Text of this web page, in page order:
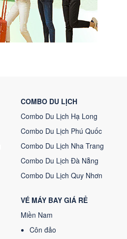
COMBO DU LỊCH
Combo Du Lịch Hạ Long
Combo Du Lịch Phú Quốc
Combo Du Lịch Nha Trang
Combo Du Lịch Đà Nẵng
Combo Du Lịch Quy Nhơn
VÉ MÁY BAY GIÁ RẺ
Miền Nam
Côn đảo